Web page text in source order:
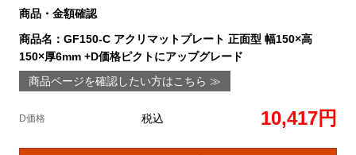
商品・金額確認
商品名：GF150-C アクリマットプレート 正面型 幅150×高
150×厚6mm +D価格ピクトにアップグレード
商品ページを確認したい方はこちら ≫
D価格 税込 10,417円